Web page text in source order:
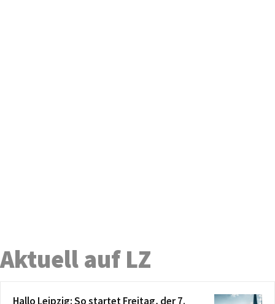
Aktuell auf LZ
Hallo Leipzig: So startet Freitag, der 7.